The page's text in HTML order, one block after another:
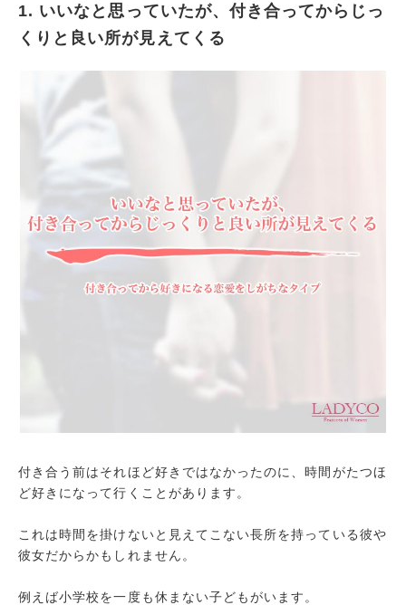
いいなと思っていたが、付き合ってからじっく
りと良い所が見えてくる
慎重なタイプ
臆病なタイプ
長所が地味なふたり
気づいていないだけで元々好きだった
1. いいなと思っていたが、付き合ってからじっ
くりと良い所が見えてくる
付き合う前はそれほど好きではなかったのに、時間がたつほ
ど好きになって行くことがあります。
これは時間を掛けないと見えてこない長所を持っている彼や
彼女だからかもしれません。
例えば小学校を一度も休まない子どもがいます。